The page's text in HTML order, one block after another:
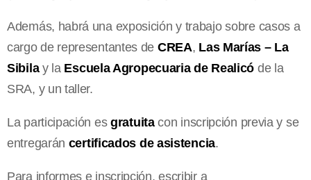
Además, habrá una exposición y trabajo sobre casos a
cargo de representantes de CREA, Las Marías – La
Sibilay la Escuela Agropecuaria de Realicó de la
SRA, y un taller.
La participación es gratuitacon inscripción previa y se
entregarán certificados de asistencia.
Para informes e inscripción, escribir a